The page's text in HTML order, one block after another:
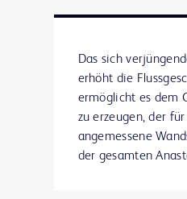
Das sich
erhöht die
ermöglicht es dem
zu erzeugen, der
angemessene
der gesamten